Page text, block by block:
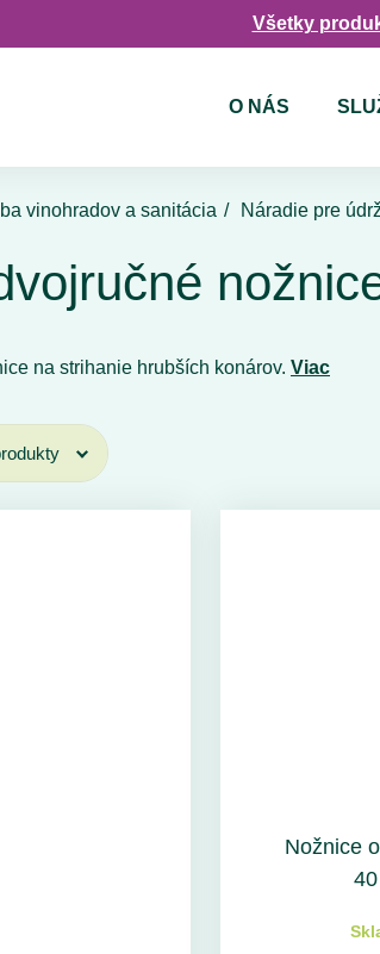
Všetky
O NÁS
vinohradov a sanitácia Náradie pre
na strihanie hrubších konárov. Viac
Nožnice